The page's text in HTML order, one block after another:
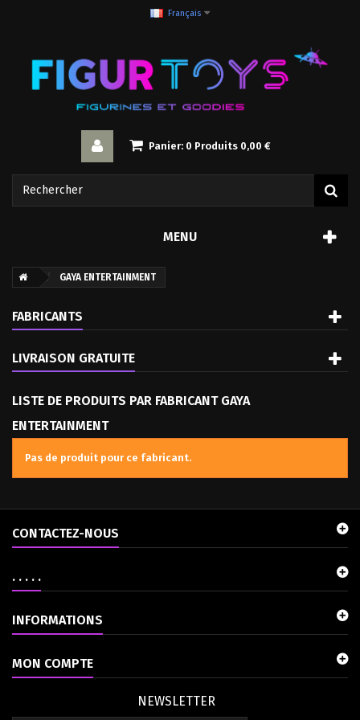
Français
Panier: 0 Produits 0,00 €
MENU
GAYA ENTERTAINMENT
FABRICANTS
LIVRAISON GRATUITE
LISTE DE PRODUITS PAR FABRICANT GAYA
ENTERTAINMENT
Pas de produit pour ce fabricant.
CONTACTEZ-NOUS
. . . . .
INFORMATIONS
MON COMPTE
NEWSLETTER